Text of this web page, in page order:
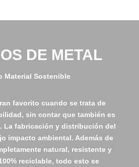
DE METAL
Material Sostenible
favorito cuando se trata de
sin contar que también es
La fabricación y distribución del
impacto ambiental. Además de
natural, resistente y
reciclable, todo esto se